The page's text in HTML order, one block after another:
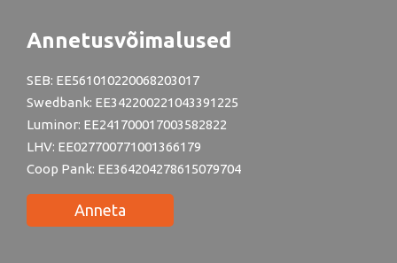
Annetusvõimalused
SEB: EE561010220068203017
Swedbank: EE342200221043391225
Luminor: EE241700017003582822
LHV: EE027700771001366179
Coop Pank: EE364204278615079704
Anneta